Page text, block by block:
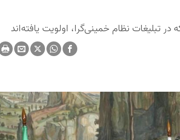
نظام خمینی‌گرا، اولویت یافته‌اند